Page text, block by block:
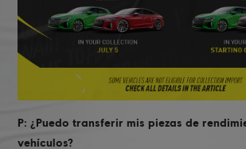
P: ¿Puedo transferir mis piezas de
vehículos?